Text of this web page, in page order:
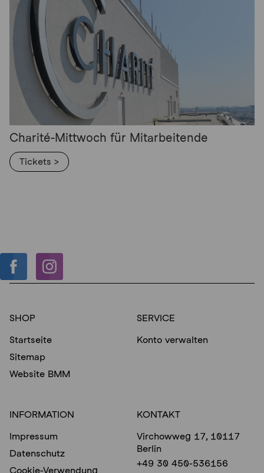
Charité-Mittwoch für Mitarbeitende
Tickets >
SHOP
Startseite
Sitemap
Website BMM
SERVICE
Konto verwalten
INFORMATION
Impressum
Datenschutz
Cookie-Verwendung
KONTAKT
Virchowweg 17, 10117
Berlin
+49 30 450-536156